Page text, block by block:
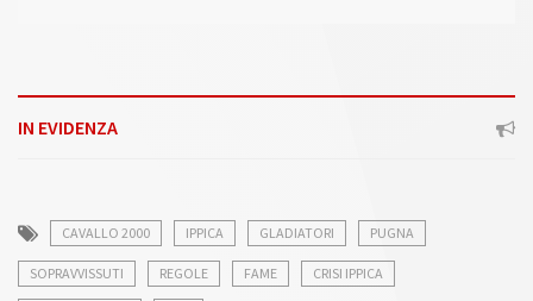
IN EVIDENZA
CAVALLO 2000 IPPICA GLADIATORI PUGNA
SOPRAVVISSUTI REGOLE FAME CRISI IPPICA